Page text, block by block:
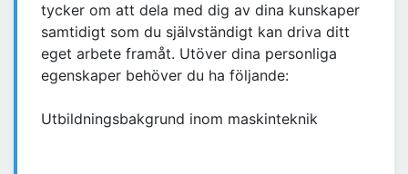
tycker om att dela med dig av dina kunskaper
samtidigt som du självständigt kan driva ditt
eget arbete framåt. Utöver dina personliga
egenskaper behöver du ha följande:
Utbildningsbakgrund inom maskinteknik